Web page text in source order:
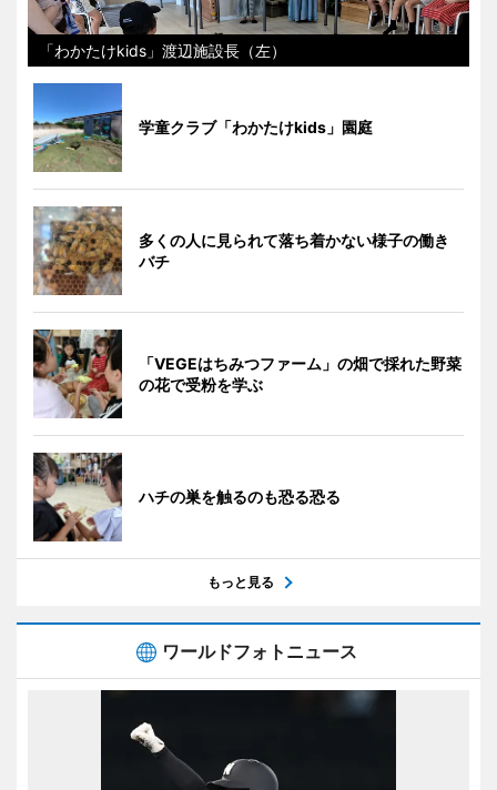
「わかたけkids」渡辺施設長（左）
学童クラブ「わかたけkids」園庭
多くの人に見られて落ち着かない様子の働き
バチ
「VEGEはちみつファーム」の畑で採れた野菜
の花で受粉を学ぶ
ハチの巣を触るのも恐る恐る
もっと見る
ワールドフォトニュース